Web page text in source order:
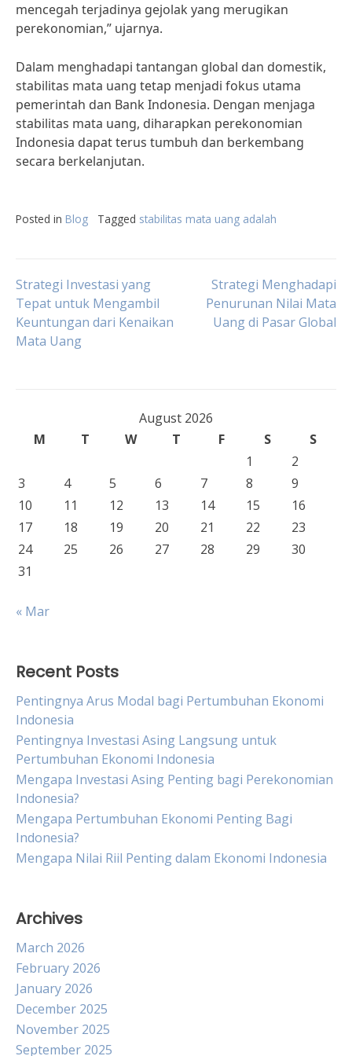
mencegah terjadinya gejolak yang merugikan
perekonomian,” ujarnya.
Dalam menghadapi tantangan global dan domestik,
stabilitas mata uang tetap menjadi fokus utama
pemerintah dan Bank Indonesia. Dengan menjaga
stabilitas mata uang, diharapkan perekonomian
Indonesia dapat terus tumbuh dan berkembang
secara berkelanjutan.
Posted in Blog Tagged stabilitas mata uang adalah
Post
navigation
Strategi Investasi yang
Tepat untuk Mengambil
Keuntungan dari Kenaikan
Mata Uang
Strategi Menghadapi
Penurunan Nilai Mata
Uang di Pasar Global
August 2026
M
T W T F S
S
1
2
3
4 5 6 7 8
9
10
11 12 13 14 15
16
17
18 19 20 21 22
23
24
25 26 27 28 29
30
31
« Mar
Recent Posts
Pentingnya Arus Modal bagi Pertumbuhan Ekonomi
Indonesia
Pentingnya Investasi Asing Langsung untuk
Pertumbuhan Ekonomi Indonesia
Mengapa Investasi Asing Penting bagi Perekonomian
Indonesia?
Mengapa Pertumbuhan Ekonomi Penting Bagi
Indonesia?
Mengapa Nilai Riil Penting dalam Ekonomi Indonesia
Archives
March 2026
February 2026
January 2026
December 2025
November 2025
September 2025